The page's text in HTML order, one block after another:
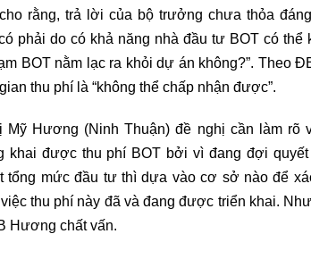
rằng, trả lời của bộ trưởng chưa thỏa
phải do có khả năng nhà đầu tư BOT có
BOT nằm lạc ra khỏi dự án không?”. Theo
thu phí là “không thể chấp nhận được”.
Hương (Ninh Thuận) đề nghị cần làm rõ
khai được thu phí BOT bởi vì đang đợi
tổng mức đầu tư thì dựa vào cơ sở nào để
thu phí này đã và đang được triển khai.
Hương chất vấn.